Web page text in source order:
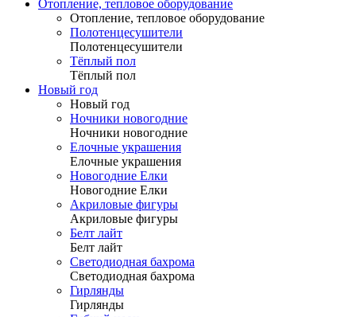
Отопление, тепловое оборудование
Отопление, тепловое оборудование
Полотенцесушители
Полотенцесушители
Тёплый пол
Тёплый пол
Новый год
Новый год
Ночники новогодние
Ночники новогодние
Елочные украшения
Елочные украшения
Новогодние Елки
Новогодние Елки
Акриловые фигуры
Акриловые фигуры
Белт лайт
Белт лайт
Светодиодная бахрома
Светодиодная бахрома
Гирлянды
Гирлянды